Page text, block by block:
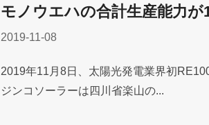
モノウエハの合計生産能力が
2019-11-08
2019年11月8日、太陽光発電業界初
ジンコソーラーは四川省楽山の...